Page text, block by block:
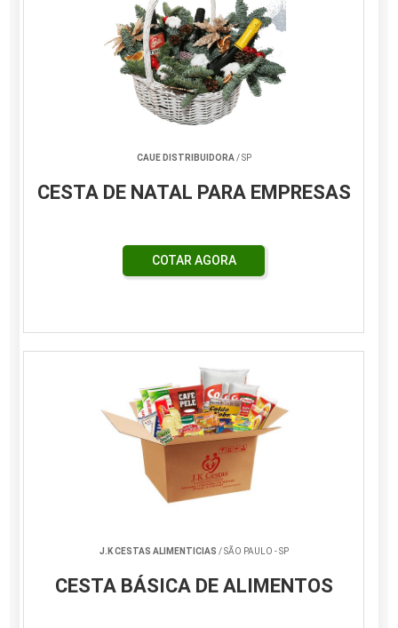
CAUE DISTRIBUIDORA/ SP
CESTA DE NATAL PARA EMPRESAS
COTAR AGORA
J.K CESTAS ALIMENTICIAS / SÃO PAULO - SP
CESTA BÁSICA DE ALIMENTOS